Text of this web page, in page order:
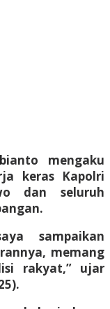
mengaku
keras Kapolri
dan seluruh
sampaikan
memang
rakyat,” ujar